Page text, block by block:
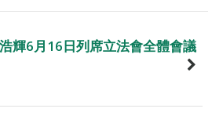
輝6月16日列席立法會全體會議